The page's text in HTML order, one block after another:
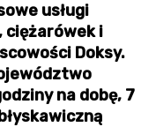
usługi
ciężarówek i
Doksy.
na dobę, 7